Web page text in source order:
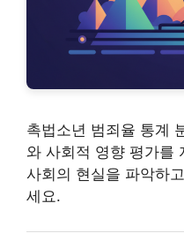
촉법소년 범죄율 통계
와 사회적 영향 평가를
사회의 현실을 파악하
세요.